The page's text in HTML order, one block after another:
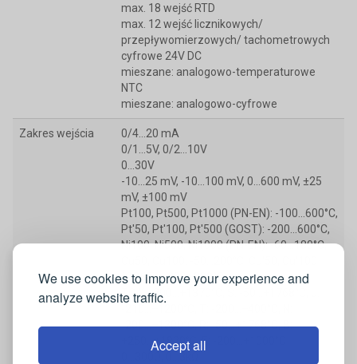
We use cookies to improve your experience and
analyze website traffic.
Accept all
max. 18 wejść RTD
max. 12 wejść licznikowych/
przepływomierzowych/ tachometrowych
cyfrowe 24V DC
mieszane: analogowo-temperaturowe
NTC
mieszane: analogowo-cyfrowe
Zakres wejścia
0/4...20 mA
0/1...5V, 0/2...10V
0...30V
-10...25 mV, -10...100 mV, 0…600 mV, ±25
mV, ±100 mV
Pt100, Pt500, Pt1000 (PN-EN): -100...600°C,
Pt'50, Pt'100, Pt'500 (GOST): -200...600°C,
Ni100, Ni500, Ni1000 (PN-EN): -60...180°C,
(GOST): -200...200°C
TC K: -200...+1370°C, S: -50...+1768°C, J:
-200...+1300°C, R: -50...+1768°C, B:
+250...+1820°C, E: -200...+1000°C
0...300Ω, 0...3kΩ